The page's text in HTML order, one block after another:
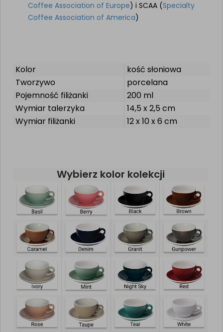
Coffee Association of Europe) i SCAA (Specialty
Coffee Association of America)
Kolor
kość słoniowa
Tworzywo
porcelana
Pojemność filiżanki
200 ml
Wymiar talerzyka
14,5 x 2,5 cm
Wymiar filiżanki
12 x 10 x 6 cm
Wybierz kolor kolekcji